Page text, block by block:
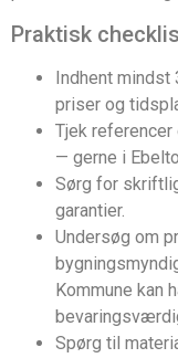
Praktisk
Indhent
priser og
Tjek
— gerne i
Sørg for
garantier.
Undersøg om
Kommune kan
Spørg til